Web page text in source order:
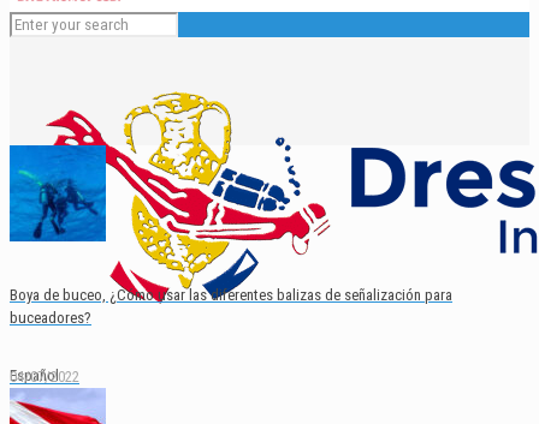
Español
English
Boya de buceo, ¿Cómo usar las diferentes balizas de señalización para
buceadores?
04/07/2022